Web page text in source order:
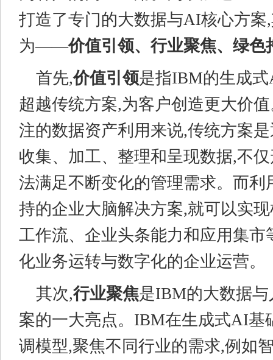
打造了专门的大数据与AI核心方案
为——价值引领、行业聚焦、绿色
首先,价值引领是指IBM的生成
超越传统方案,为客户创造更大价
注的数据资产利用来说,传统方案
收集、加工、整理和呈现数据,不
法满足不断变化的管理需求。而
持的企业大脑解决方案,就可以实
工作流、企业头条能力和应用集市
化业务运转与数字化的企业运营。
其次,行业聚焦是IBM的大数据
案的一大亮点。IBM在生成式AI基
调模型,聚焦不同行业的需求,例如